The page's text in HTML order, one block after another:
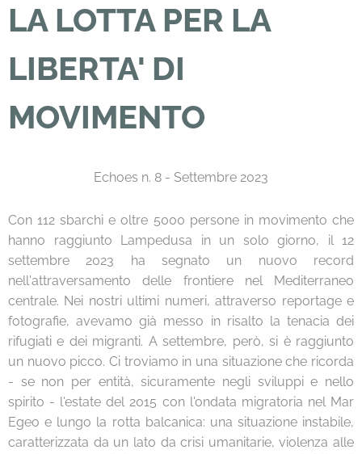
LA LOTTA PER LA
LIBERTA' DI
MOVIMENTO
Echoes n. 8 - Settembre 2023
Con 112 sbarchi e oltre 5000 persone in movimento che
hanno raggiunto Lampedusa in un solo giorno, il 12
settembre 2023 ha segnato un nuovo record
nell'attraversamento delle frontiere nel Mediterraneo
centrale. Nei nostri ultimi numeri, attraverso reportage e
fotografie, avevamo già messo in risalto la tenacia dei
rifugiati e dei migranti. A settembre, però, si è raggiunto
un nuovo picco. Ci troviamo in una situazione che ricorda
- se non per entità, sicuramente negli sviluppi e nello
spirito - l'estate del 2015 con l'ondata migratoria nel Mar
Egeo e lungo la rotta balcanica: una situazione instabile,
caratterizzata da un lato da crisi umanitarie, violenza alle